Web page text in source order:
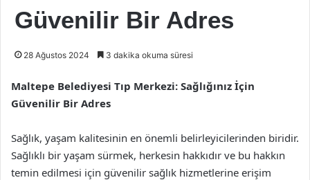
Güvenilir Bir Adres
28 Ağustos 2024 3 dakika okuma süresi
Maltepe Belediyesi Tıp Merkezi: Sağlığınız İçin
Güvenilir Bir Adres
Sağlık, yaşam kalitesinin en önemli belirleyicilerinden biridir.
Sağlıklı bir yaşam sürmek, herkesin hakkıdır ve bu hakkın
temin edilmesi için güvenilir sağlık hizmetlerine erişim